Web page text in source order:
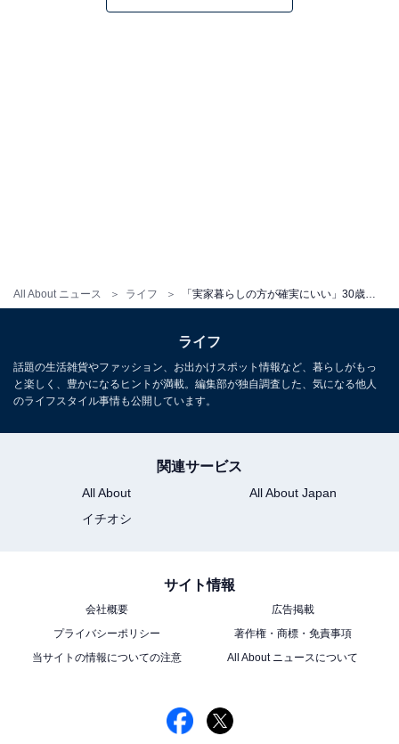
All About ニュース ライフ
ライフ
話題の生活雑貨やファッション、お出かけスポット情報など、暮らしがもっ
と楽しく、豊かになるヒントが満載。編集部が独自調査した、気になる他人
のライフスタイル事情も公開しています。
関連サービス
All About
All About Japan
イチオシ
サイト情報
会社概要
広告掲載
プライバシーポリシー
著作権・商標・免責事項
当サイトの情報についての注意
All About ニュースについて